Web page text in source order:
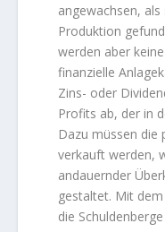
angewachsen,
Produktion
werden aber
finanzielle
Zins- oder
Profits ab, der in
Dazu müssen die
verkauft werden,
andauernder
gestaltet. Mit
die